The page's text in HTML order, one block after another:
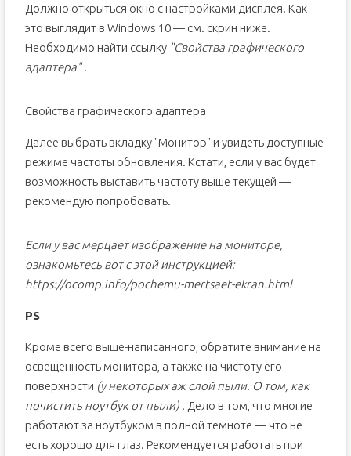
Должно открыться окно с настройками дисплея. Как
это выглядит в Windows 10 — см. скрин ниже.
Необходимо найти ссылку "Свойства графического
адаптера".
Свойства графического адаптера
Далее выбрать вкладку "Монитор" и увидеть доступные
режиме частоты обновления. Кстати, если у вас будет
возможность выставить частоту выше текущей —
рекомендую попробовать.
Если у вас мерцает изображение на мониторе,
ознакомьтесь вот с этой инструкцией:
https://ocomp.info/pochemu-mertsaet-ekran.html
PS
Кроме всего выше-написанного, обратите внимание на
освещенность монитора, а также на чистоту его
поверхности (у некоторых аж слой пыли. О том, как
почистить ноутбук от пыли). Дело в том, что многие
работают за ноутбуком в полной темноте — что не
есть хорошо для глаз. Рекомендуется работать при